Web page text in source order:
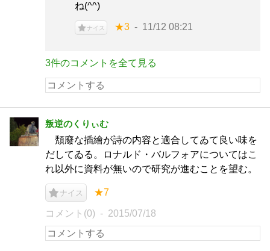
ね(^^)
ナイス ★3 11/12 08:21
3件のコメントを全て見る
叛逆のくりぃむ
頽廢な插繪が詩の内容と適合してゐて良い味を
だしてゐる。ロナルド・バルフォアについてはこ
れ以外に資料が無いので研究が進むことを望む。
ナイス ★7
コメント(0) 2015/07/18